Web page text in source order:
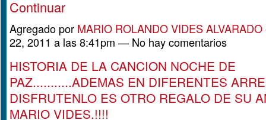
Continuar
Agregado por MARIO ROLANDO VIDES ALVARADO
22, 2011 a las 8:41pm — No hay comentarios
HISTORIA DE LA CANCION NOCHE DE
PAZ...........ADEMAS EN DIFERENTES
DISFRUTENLO ES OTRO REGALO DE SU
MARIO VIDES.!!!!